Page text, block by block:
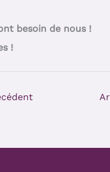
besoin de nous !
!